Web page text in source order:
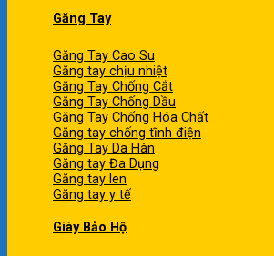
Găng Tay
Găng Tay Cao Su
Găng tay chịu nhiệt
Găng Tay Chống Cắt
Găng Tay Chống Dầu
Găng Tay Chống Hóa Chất
Găng tay chống tĩnh điện
Găng Tay Da Hàn
Găng tay Đa Dụng
Găng tay len
Găng tay y tế
Giày Bảo Hộ